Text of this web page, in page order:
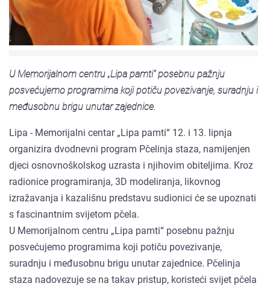
U Memorijalnom centru „Lipa pamti“ posebnu pažnju
posvećujemo programima koji potiču povezivanje, suradnju i
međusobnu brigu unutar zajednice.
Lipa - Memorijalni centar „Lipa pamti“ 12. i 13. lipnja
organizira dvodnevni program Pčelinja staza, namijenjen
djeci osnovnoškolskog uzrasta i njihovim obiteljima. Kroz
radionice programiranja, 3D modeliranja, likovnog
izražavanja i kazališnu predstavu sudionici će se upoznati
s fascinantnim svijetom pčela.
U Memorijalnom centru „Lipa pamti“ posebnu pažnju
posvećujemo programima koji potiču povezivanje,
suradnju i međusobnu brigu unutar zajednice. Pčelinja
staza nadovezuje se na takav pristup, koristeći svijet pčela